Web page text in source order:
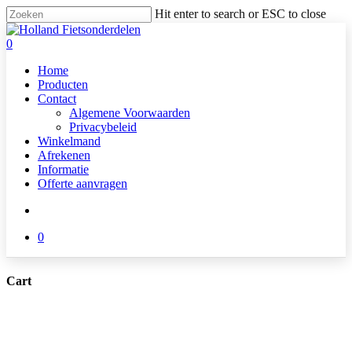
Skip
to
main
Hit enter to search or ESC to close
Close
Search
search
0
Home
Producten
Contact
Algemene Voorwaarden
Privacybeleid
Winkelmand
Afrekenen
Informatie
Offerte aanvragen
0
Cart